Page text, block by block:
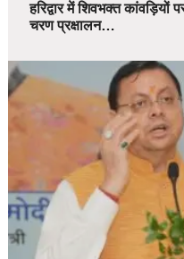
हरिद्वार में शिवभक्त कांवड़ियों
चरण प्रक्षालन…